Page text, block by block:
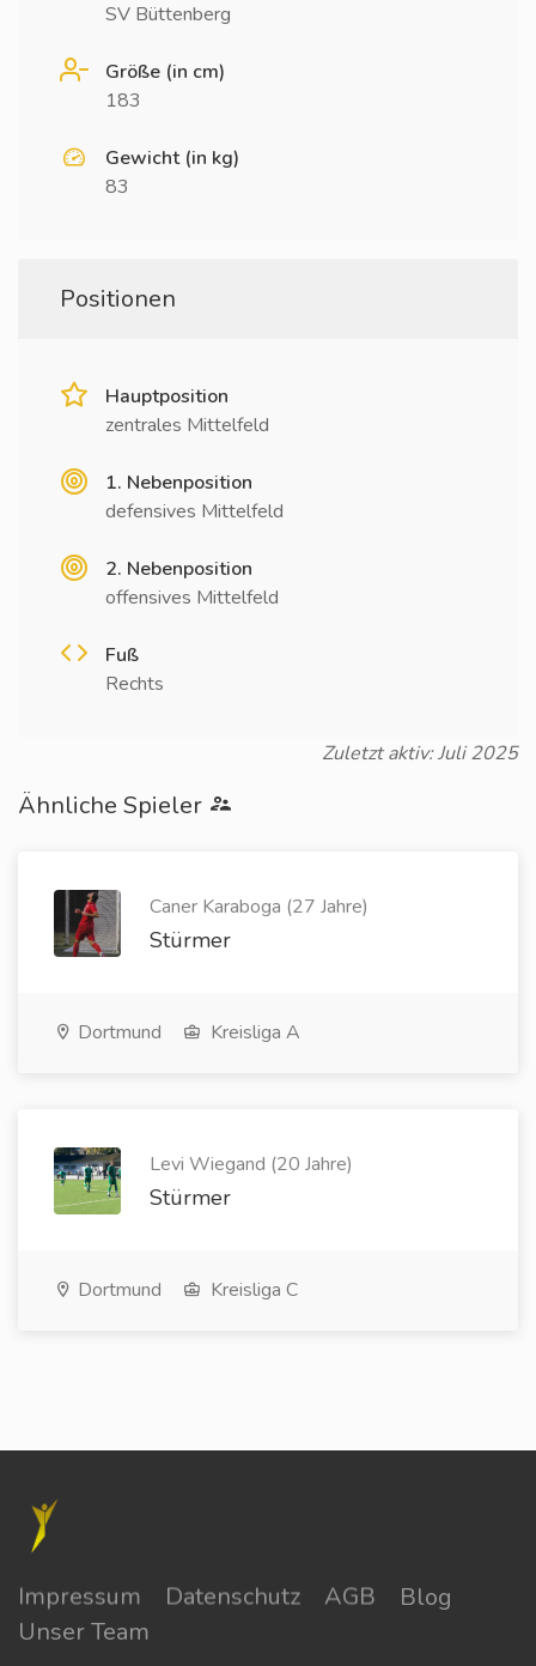
SV Büttenberg
Größe (in cm)
183
Gewicht (in kg)
83
Positionen
Hauptposition
zentrales Mittelfeld
1. Nebenposition
defensives Mittelfeld
2. Nebenposition
offensives Mittelfeld
Fuß
Rechts
Zuletzt aktiv: Juli 2025
Ähnliche Spieler
Caner Karaboga (27 Jahre)
Stürmer
Dortmund Kreisliga A
Levi Wiegand (20 Jahre)
Stürmer
Dortmund Kreisliga C
Impressum Datenschutz AGB
Blog
Unser Team